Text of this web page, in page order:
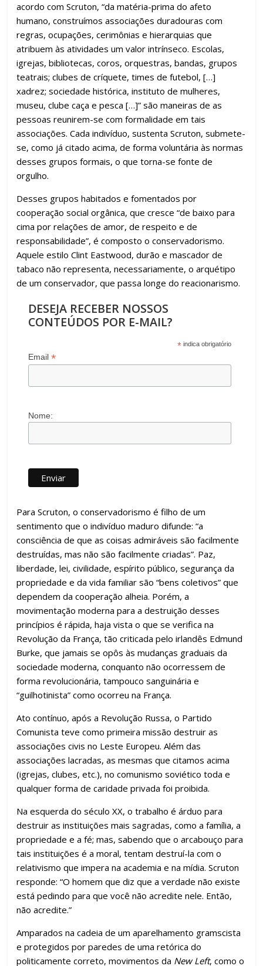
acordo com Scruton, “da matéria-prima do afeto
humano, construímos associações duradouras com
regras, ocupações, cerimônias e hierarquias que
atribuem às atividades um valor intrínseco. Escolas,
igrejas, bibliotecas, coros, orquestras, bandas, grupos
teatrais; clubes de críquete, times de futebol, […]
xadrez; sociedade histórica, instituto de mulheres,
museu, clube caça e pesca […]” são maneiras de as
pessoas reunirem-se com formalidade em tais
associações. Cada indivíduo, sustenta Scruton, submete-
se, como já citado acima, de forma voluntária às normas
desses grupos formais, o que torna-se fonte de
orgulho.
Desses grupos habitados e fomentados por
cooperação social orgânica, que cresce “de baixo para
cima por relações de amor, de respeito e de
responsabilidade”, é composto o conservadorismo.
Aquele estilo Clint Eastwood, durão e mascador de
tabaco não representa, necessariamente, o arquétipo
de um conservador, que passa longe do reacionarismo.
DESEJA RECEBER NOSSOS
CONTEÚDOS POR E-MAIL?
* indica obrigatório
Email*
Nome:
Para Scruton, o conservadorismo é filho de um
sentimento que o indivíduo maduro difunde: “a
consciência de que as coisas admiráveis são facilmente
destruídas, mas não são facilmente criadas”. Paz,
liberdade, lei, civilidade, espírito público, segurança da
propriedade e da vida familiar são “bens coletivos” que
dependem da cooperação alheia. Porém, a
movimentação moderna para a destruição desses
princípios é rápida, haja vista o que se verifica na
Revolução da França, tão criticada pelo irlandês Edmund
Burke, que jamais se opôs às mudanças graduais da
sociedade moderna, conquanto não ocorressem de
forma revolucionária, tampouco sanguinária e
“guilhotinista” como ocorreu na França.
Ato contínuo, após a Revolução Russa, o Partido
Comunista teve como primeira missão destruir as
associações civis no Leste Europeu. Além das
associações lacradas, as mesmas que citamos acima
(igrejas, clubes, etc.), no comunismo soviético toda e
qualquer forma de caridade privada foi proibida.
Na esquerda do século XX, o trabalho é árduo para
destruir as instituições mais sagradas, como a família, a
propriedade e a fé; mas, sabendo que o arcabouço para
tais instituições é a moral, tentam destruí-la com o
relativismo que impera na academia e na mídia. Scruton
responde: “O homem que diz que a verdade não existe
está pedindo para que você não acredite nele. Então,
não acredite.”
Amparados na cadeia de um aparelhamento gramscista
e protegidos por paredes de uma retórica do
politicamente correto, movimentos da New Left, como o